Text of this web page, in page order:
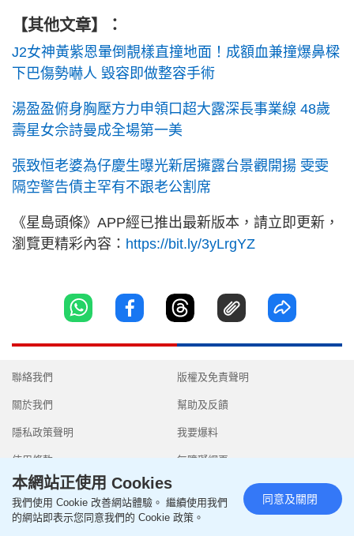
【其他文章】：
J2女神黃紫恩暈倒靚樣直撞地面！成額血兼撞爆鼻樑
下巴傷勢嚇人 毀容即做整容手術
湯盈盈俯身胸壓方力申領口超大露深長事業線 48歲
壽星女佘詩曼成全場第一美
張致恒老婆為仔慶生曝光新居擁露台景觀開揚 雯雯
隔空警告債主罕有不跟老公割席
《星島頭條》APP經已推出最新版本，請立即更新，
瀏覽更精彩內容： https://bit.ly/3yLrgYZ
聯絡我們
關於我們
隱私政策聲明
使用條款
版權及免責聲明
幫助及反饋
我要爆料
無障礙網頁
Copyright © 2026 SingTao Ltd.All rights reserved.
本網站正使用 Cookies
我們使用 Cookie 改善網站體驗。 繼續使用我們
的網站即表示您同意我們的 Cookie 政策。
同意及關閉